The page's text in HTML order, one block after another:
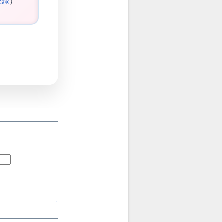
↑